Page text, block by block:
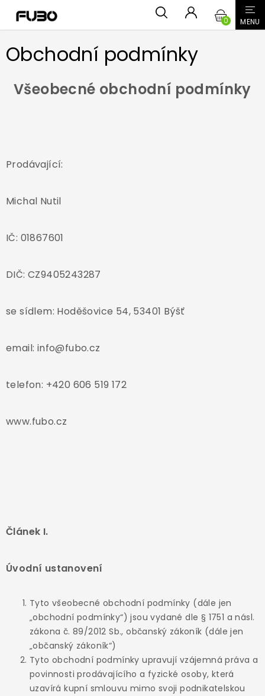
obsah
Obchodní podmínky
Všeobecné obchodní podmínky
Prodávající:
Michal Nutil
IČ: 01867601
DIČ: CZ9405243287
se sídlem: Hoděšovice 54, 53401 Býšť
email: info@fubo.cz
telefon: +420 606 519 172
www.fubo.cz
Článek I.
Úvodní ustanovení
Tyto všeobecné obchodní podmínky (dále jen
„obchodní podmínky“) jsou vydané dle § 1751 a násl.
zákona č. 89/2012 Sb., občanský zákoník (dále jen
„občanský zákoník“)
Tyto obchodní podmínky upravují vzájemná práva a
povinnosti prodávajícího a fyzické osoby, která
uzavírá kupní smlouvu mimo svoji podnikatelskou